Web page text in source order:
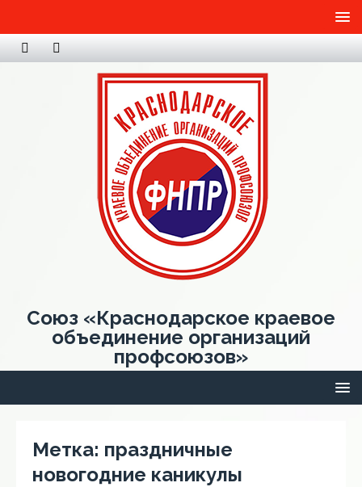
Союз «Краснодарское краевое
объединение организаций
профсоюзов»
Метка: праздничные
новогодние каникулы